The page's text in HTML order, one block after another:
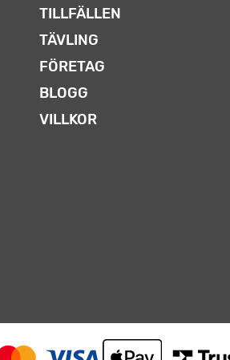
TILLFÄLLEN
TÄVLING
FÖRETAG
BLOGG
VILLKOR